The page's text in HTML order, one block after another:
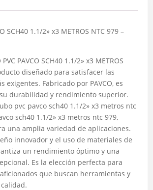
SCH40 1.1/2» x3 METROS NTC 979 –
PAVCO SCH40 1.1/2» x3 METROS
diseñado para satisfacer las
exigentes. Fabricado por PAVCO, es
durabilidad y rendimiento superior.
pvc pavco sch40 1.1/2» x3 metros ntc
sch40 1.1/2» x3 metros ntc 979,
una amplia variedad de aplicaciones.
innovador y el uso de materiales de
un rendimiento óptimo y una
Es la elección perfecta para
que buscan herramientas y